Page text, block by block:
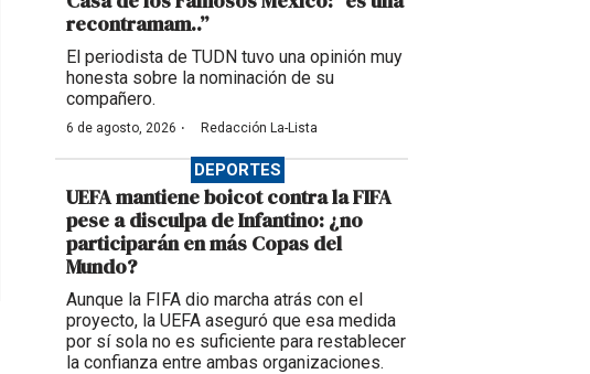
recontramam..”
El periodista de TUDN tuvo una opinión muy
honesta sobre la nominación de su
compañero.
6 de agosto, 2026 · Redacción La-Lista
DEPORTES
UEFA mantiene boicot contra la FIFA
pese a disculpa de Infantino: ¿no
participarán en más Copas del
Mundo?
Aunque la FIFA dio marcha atrás con el
proyecto, la UEFA aseguró que esa medida
por sí sola no es suficiente para restablecer
la confianza entre ambas organizaciones.